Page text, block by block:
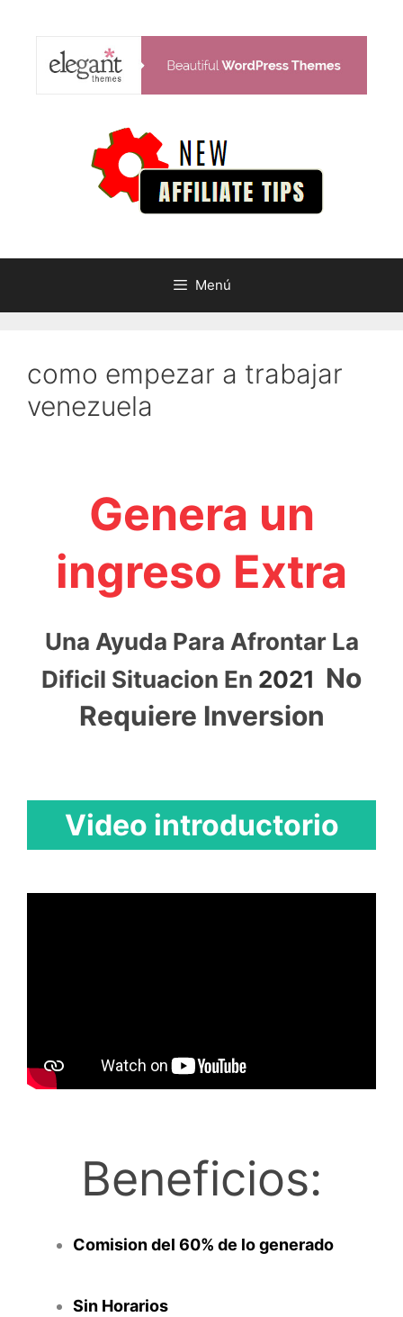
contenido
Menú
como empezar a trabajar
venezuela
Genera un
ingreso Extra
Una Ayuda Para Afrontar La
Dificil Situacion En 2021 No
Requiere Inversion
Video introductorio
Beneficios:
Comision del 60% de lo generado
Sin Horarios